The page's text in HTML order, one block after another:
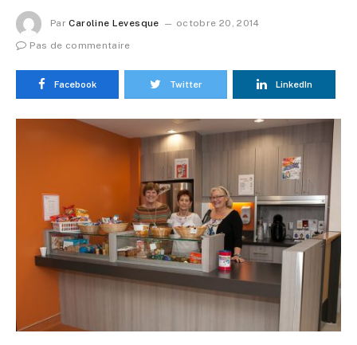
Par Caroline Levesque
octobre 20, 2014
Pas de commentaire
Facebook Twitter LinkedIn